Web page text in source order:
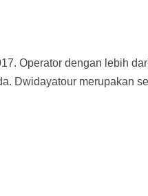
Operator dengan lebih
Dwidayatour merupakan